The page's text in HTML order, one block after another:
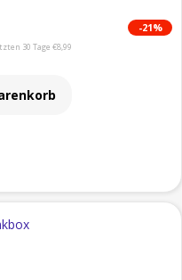
-21%
30 Tage €8,99